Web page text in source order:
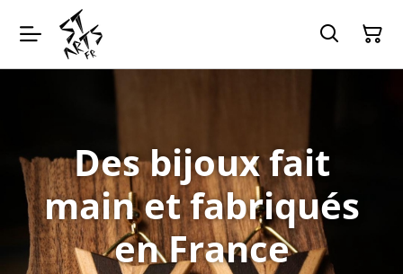
Des bijoux fait
main et fabriqués
en France